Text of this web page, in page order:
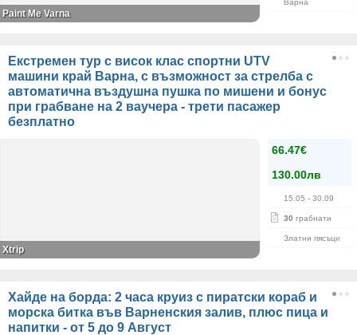
Варна
Paint Me Varna
Екстремен тур с висок клас спортни UTV
машини край Варна, с възможност за стрелба с
автоматична въздушна пушка по мишени и бонус
при грабване на 2 ваучера - трети пасажер
безплатно
66.47€
130.00лв
15.05 - 30.09
30 грабнати
Златни пясъци
Xtrip
Хайде на борда: 2 часа круиз с пиратски кораб и
морска битка във Варненския залив, плюс пица и
напитки - от 5 до 9 Август